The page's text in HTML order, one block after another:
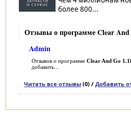
более 800...
Отзывы о программе Clear And
Admin
Отзывов о программе Clear And Go
добавить...
Читать все отзывы(0) / Добавить